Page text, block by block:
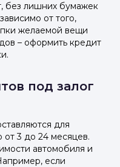
без лишних бумажек
от того,
желаемой вещи
– оформить кредит
под залог
для
3 до 24 месяцев.
автомобиля и
если